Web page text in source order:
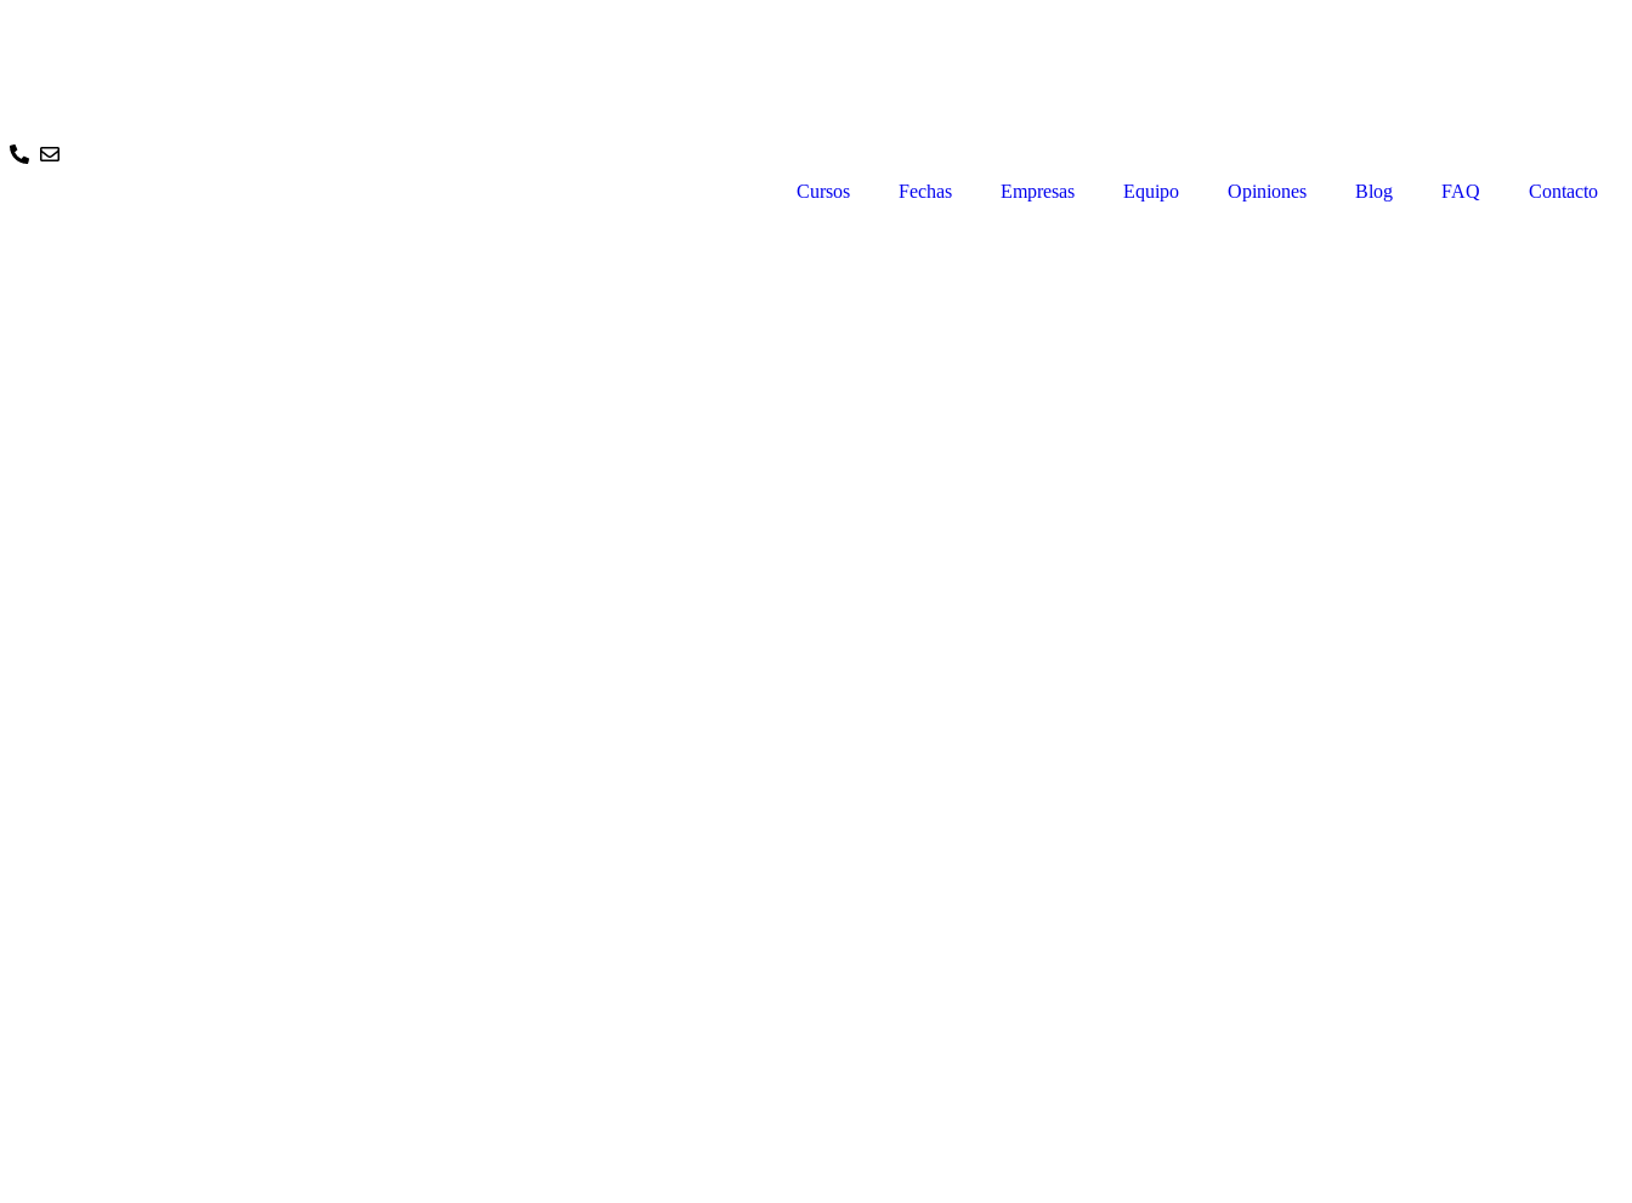
Cursos Fechas Empresas Equipo Opiniones Blog FAQ Contacto